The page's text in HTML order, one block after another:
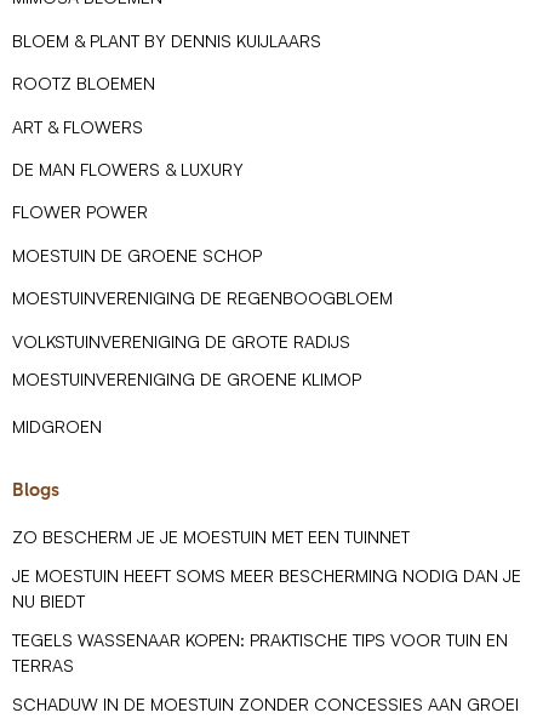
BLOEM & PLANT BY DENNIS KUIJLAARS
ROOTZ BLOEMEN
ART & FLOWERS
DE MAN FLOWERS & LUXURY
FLOWER POWER
MOESTUIN DE GROENE SCHOP
MOESTUINVERENIGING DE REGENBOOGBLOEM
VOLKSTUINVERENIGING DE GROTE RADIJS
MOESTUINVERENIGING DE GROENE KLIMOP
MIDGROEN
Blogs
ZO BESCHERM JE JE MOESTUIN MET EEN TUINNET
JE MOESTUIN HEEFT SOMS MEER BESCHERMING NODIG DAN JE
NU BIEDT
TEGELS WASSENAAR KOPEN: PRAKTISCHE TIPS VOOR TUIN EN
TERRAS
SCHADUW IN DE MOESTUIN ZONDER CONCESSIES AAN GROEI